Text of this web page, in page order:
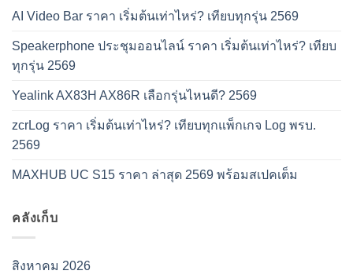
AI Video Bar ราคา เริ่มต้นเท่าไหร่? เทียบทุกรุ่น 2569
Speakerphone ประชุมออนไลน์ ราคา เริ่มต้นเท่าไหร่? เทียบ
ทุกรุ่น 2569
Yealink AX83H AX86R เลือกรุ่นไหนดี? 2569
zcrLog ราคา เริ่มต้นเท่าไหร่? เทียบทุกแพ็กเกจ Log พรบ.
2569
MAXHUB UC S15 ราคา ล่าสุด 2569 พร้อมสเปคเต็ม
คลังเก็บ
สิงหาคม 2026